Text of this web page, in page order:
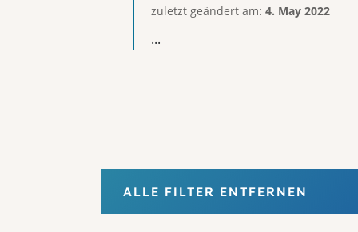
zuletzt geändert am: 4. May 2022
...
ALLE FILTER ENTFERNEN